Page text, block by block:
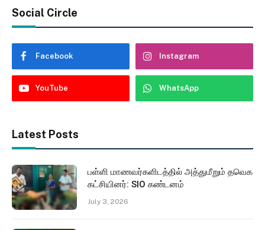
Social Circle
Facebook Instagram
YouTube WhatsApp
Latest Posts
பள்ளி மாணவர்களிடத்தில் அத்துமீறும் தவெக
கட்சியினர்: SIO கண்டனம்
July 3, 2026